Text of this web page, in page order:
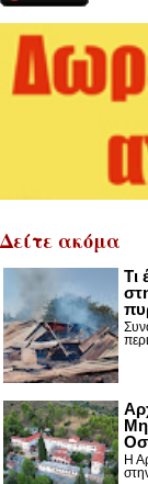
Δείτε ακόμα
Τι
Η